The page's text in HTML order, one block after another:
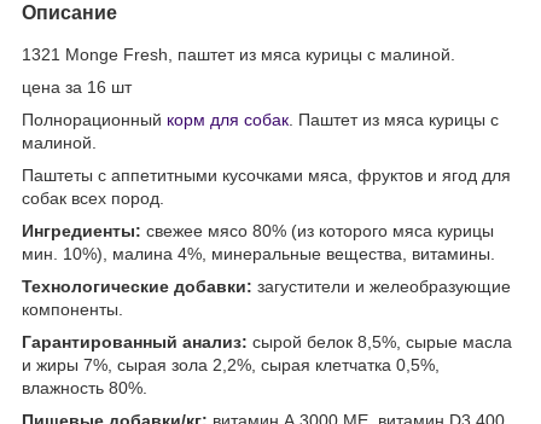
Описание
1321 Monge Fresh, паштет из мяса курицы с малиной.
цена за 16 шт
Полнорационный корм для собак . Паштет из мяса курицы с
малиной.
Паштеты с аппетитными кусочками мяса, фруктов и ягод для
собак всех пород.
Ингредиенты: свежее мясо 80% (из которого мяса курицы
мин. 10%), малина 4%, минеральные вещества, витамины.
Технологические добавки: загустители и желеобразующие
компоненты.
Гарантированный анализ: сырой белок 8,5%, сырые масла
и жиры 7%, сырая зола 2,2%, сырая клетчатка 0,5%,
влажность 80%.
Пищевые добавки/кг: витамин А 3000 МЕ, витамин D3 400